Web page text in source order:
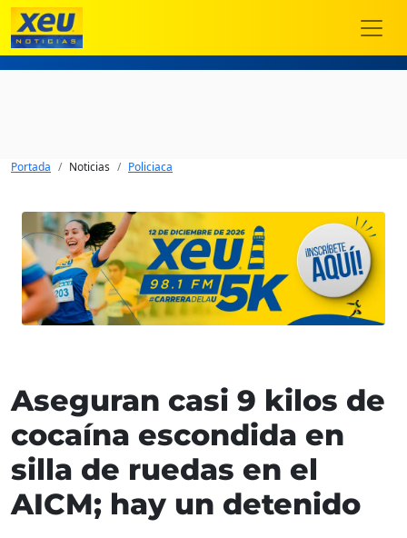
Portada Noticias Policiaca
Aseguran casi 9 kilos de
cocaína escondida en
silla de ruedas en el
AICM; hay un detenido